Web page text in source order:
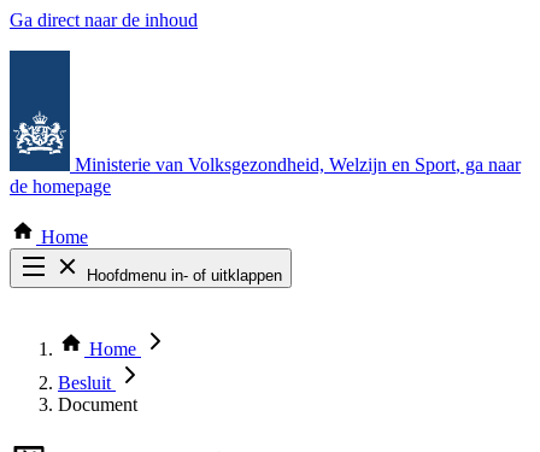
Ga direct naar de inhoud
Ministerie van Volksgezondheid, Welzijn en Sport, ga naar
de homepage
Home
Hoofdmenu in- of uitklappen
Thema COVID-19
Bekijk per bestuursorgaan
Home
Besluit
Document